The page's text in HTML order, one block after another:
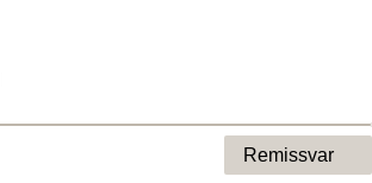
Remissvar